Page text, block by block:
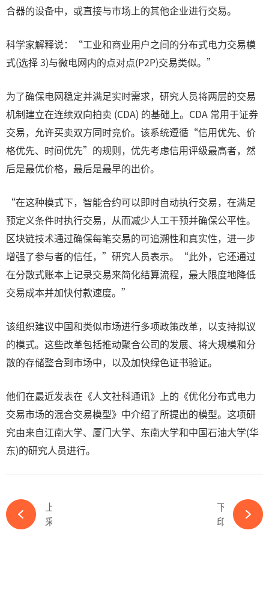
合器的设备中，或直接与市场上的其他企业进行交易。
科学家解释说：“工业和商业用户之间的分布式电力交易模
式(选择 3)与微电网内的点对点(P2P)交易类似。”
为了确保电网稳定并满足实时需求，研究人员将两层的交易
机制建立在连续双向拍卖 (CDA) 的基础上。CDA 常用于证券
交易，允许买卖双方同时竞价。该系统遵循“信用优先、价
格优先、时间优先”的规则，优先考虑信用评级最高者，然
后是最优价格，最后是最早的出价。
“在这种模式下，智能合约可以即时自动执行交易，在满足
预定义条件时执行交易，从而减少人工干预并确保公平性。
区块链技术通过确保每笔交易的可追溯性和真实性，进一步
增强了参与者的信任，”研究人员表示。“此外，它还通过
在分散式账本上记录交易来简化结算流程，最大限度地降低
交易成本并加快付款速度。”
该组织建议中国和类似市场进行多项政策改革，以支持拟议
的模式。这些改革包括推动聚合公司的发展、将大规模和分
散的存储整合到市场中，以及加快绿色证书验证。
他们在最近发表在《人文社科通讯》上的《优化分布式电力
交易市场的混合交易模型》中介绍了所提出的模型。这项研
究由来自江南大学、厦门大学、东南大学和中国石油大学(华
东)的研究人员进行。
下一篇
印度可能对中国、越南光伏玻璃征收反倾销税-完美体育官网登录365wm